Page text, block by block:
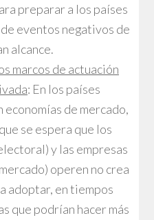
preparar a los países
eventos negativos de
alcance.
marcos de actuación
: En los países
economías de mercado,
se espera que los
y las empresas
operen no crea
adoptar, en tiempos
que podrían hacer más